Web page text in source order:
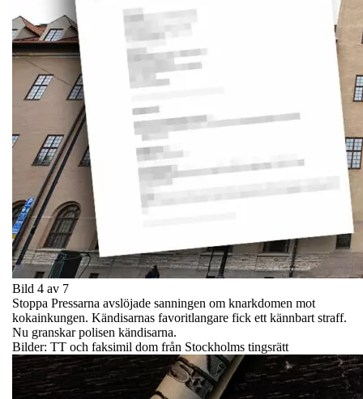
Bild 4 av 7
Stoppa Pressarna avslöjade sanningen om knarkdomen mot
kokainkungen. Kändisarnas favoritlangare fick ett kännbart straff.
Nu granskar polisen kändisarna.
Bilder: TT och faksimil dom från Stockholms tingsrätt